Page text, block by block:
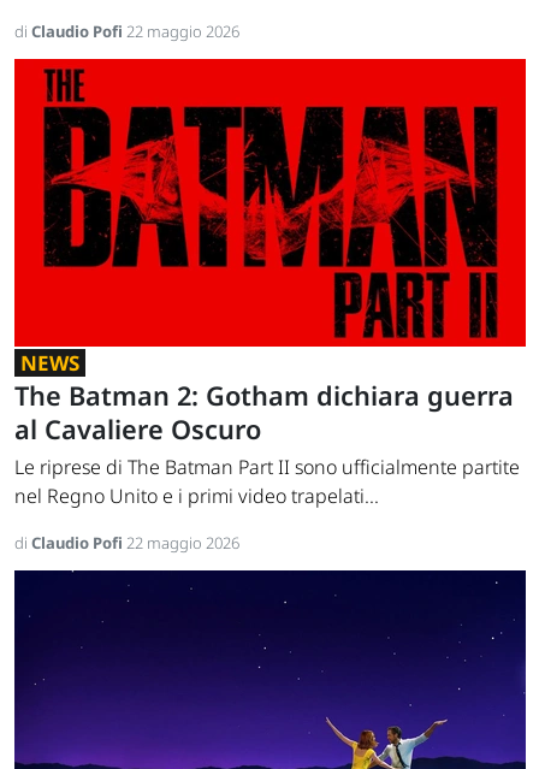
di Claudio Pofi 22 maggio 2026
NEWS
The Batman 2: Gotham dichiara guerra
al Cavaliere Oscuro
Le riprese di The Batman Part II sono ufficialmente partite
nel Regno Unito e i primi video trapelati...
di Claudio Pofi 22 maggio 2026